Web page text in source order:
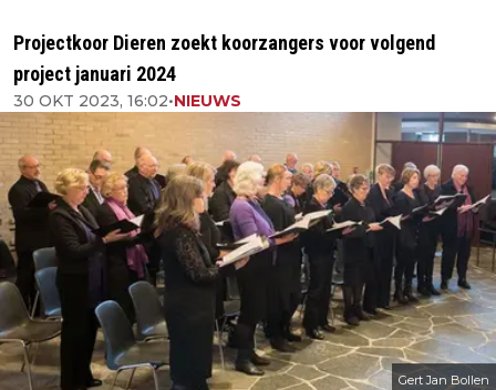
Projectkoor Dieren zoekt koorzangers voor volgend
project januari 2024
30 OKT 2023, 16:02•NIEUWS
Gert Jan Bollen